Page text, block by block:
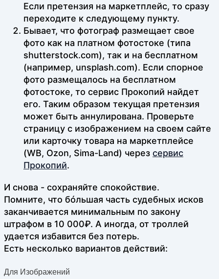
Если претензия на маркетплейс, то сразу
переходите к следующему пункту.
Бывает, что фотограф размещает свое
фото как на платном фотостоке (типа
shutterstock.com), так и на бесплатном
(например, unsplash.com). Если спорное
фото размещалось на бесплатном
фотостоке, то сервис Прокопий найдет
его. Таким образом текущая претензия
может быть аннулирована. Проверьте
страницу с изображением на своем сайте
или карточку товара на маркетплейсе
(WB, Ozon, Sima-Land) через сервис
Прокопий.
И снова - сохраняйте спокойствие.
Помните, что бóльшая часть судебных исков
заканчивается минимальным по закону
штрафом в 10 000₽. А иногда, от троллей
удается избавится без потерь.
Есть несколько вариантов действий:
Для Изображений